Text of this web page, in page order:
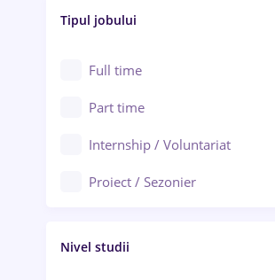
Arad
Baia Mare
Bârlad
Bistrița (Bistrița-Năsăud)
Asigurări
Au pair / Babysitter / Curățenie
Audit / Consultanță
Auto / Echipamente
Automatizări
Cercetare - dezvoltare
Tipul jobului
Full time
Part time
Internship / Voluntariat
Proiect / Sezonier
Nivel studii